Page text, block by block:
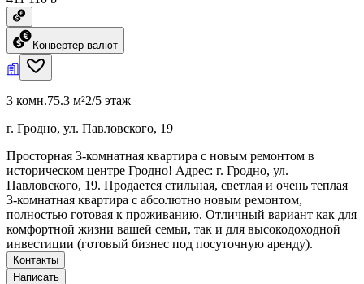
Конвертер валют
3 комн.75.3 м²2/5 этаж
г. Гродно, ул. Павловского, 19
Просторная 3-комнатная квартира с новым ремонтом в
историческом центре Гродно! Адрес: г. Гродно, ул.
Павловского, 19. Продается стильная, светлая и очень теплая
3-комнатная квартира с абсолютно новым ремонтом,
полностью готовая к проживанию. Отличный вариант как для
комфортной жизни вашей семьи, так и для высокодоходной
инвестиции (готовый бизнес под посуточную аренду).
Контакты
Написать